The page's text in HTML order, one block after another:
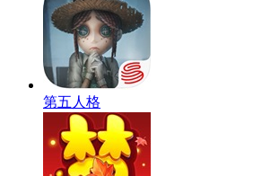
第五人格